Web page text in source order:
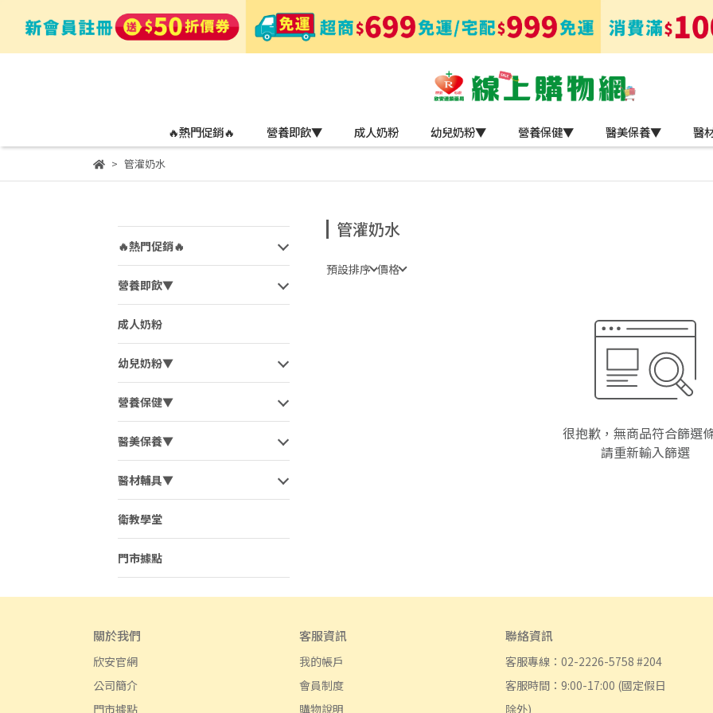
🔥熱門促銷🔥 營養即飲▼ 成人奶粉 幼兒奶粉▼ 營養保健▼ 醫美保養▼ 醫
管灌奶水
🔥熱門促銷🔥
營養即飲▼
成人奶粉
幼兒奶粉▼
營養保健▼
醫美保養▼
醫材輔具▼
衛教學堂
門市據點
管灌奶水
預設排序 價格
很抱歉，無商品符合篩選
請重新輸入篩選
關於我們
欣安官網
公司簡介
門市據點
客服資訊
我的帳戶
會員制度
購物說明
聯絡資訊
客服專線：02-2226-5758 #204
客服時間：9:00-17:00 (國定假日
除外)